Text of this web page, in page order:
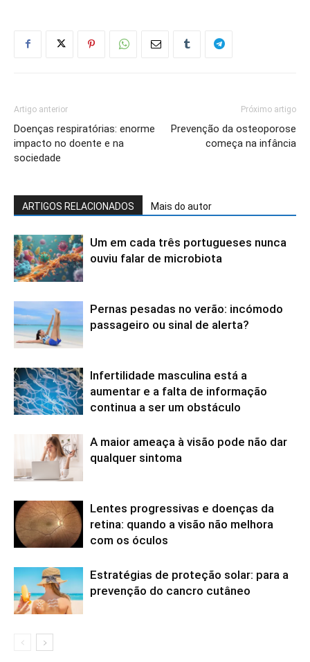
Artigo anterior
Doenças respiratórias: enorme
impacto no doente e na
sociedade
Próximo artigo
Prevenção da osteoporose
começa na infância
ARTIGOS RELACIONADOS Mais do autor
Um em cada três portugueses nunca
ouviu falar de microbiota
Pernas pesadas no verão: incómodo
passageiro ou sinal de alerta?
Infertilidade masculina está a
aumentar e a falta de informação
continua a ser um obstáculo
A maior ameaça à visão pode não dar
qualquer sintoma
Lentes progressivas e doenças da
retina: quando a visão não melhora
com os óculos
Estratégias de proteção solar: para a
prevenção do cancro cutâneo